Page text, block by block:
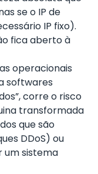
se o IP de
IP fixo).
fica aberto à
operacionais
softwares
corre o risco
transformada
que são
DDoS) ou
um sistema